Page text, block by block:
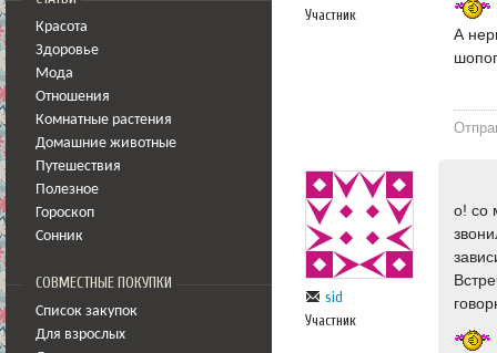
Красота
Здоровье
Мода
Отношения
Комнатные растения
Домашние животные
Путешествия
Полезное
Гороскоп
Сонник
СОВМЕСТНЫЕ ПОКУПКИ
Список закупок
Для взрослых
Участник
А
sid
Участник
о! со